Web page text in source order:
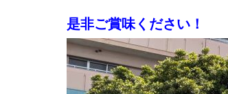
是非ご賞味ください！